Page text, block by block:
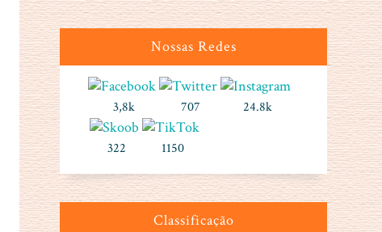
Nossas Redes
3,8k 707 24.8k
322 1150
Classificação